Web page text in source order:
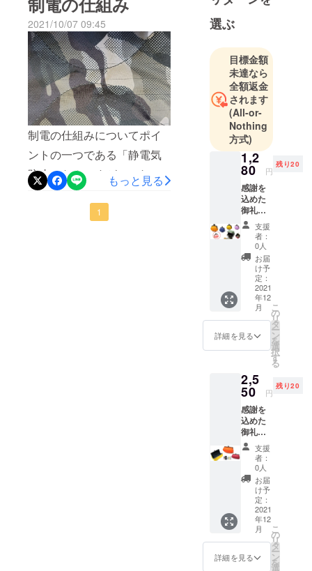
そこからモバイルバッテ
リーの電力により熱を発し
ます。ホットカーペットを
イメージしてみてくださ
い。そして縫い付けられて
いる裏面のボアの画像で
す。縫い目が目立たないよ
うに作りました！どうです
か？わかりますか？
（ちょっとわかります
ね・・・）アップの画像で
す。電熱シートが内臓され
します。先端はご説明させ
ていただいた通りキャップ
が付いており、洗濯時にか
ぶせてポケットに収納する
事により丸洗いを可能にし
ています。（※洗濯の注意点
をご覧ください。）ではポ
ケットの中はどうなってい
るのか？これがこちらで
す。ポケットのマジック
テープを外した内面の写真
2021/10/07 09:45
制電の仕組みについてポイ
ントの一つである「静電気
防止」なんですが、これは
一体どういう仕組みなの
か？表に織り込まれている
もっと見る
1
選ぶ
目標金額
未達なら
全額返金
されます
(All-or-
Nothing
方式)
1,2
80 円
残り20
感謝を
込めた
御礼の
メール
と『選
べるカ
ラー♪が
ま口ミ
ニポー
チ』1点
1寸7分
がま口
ミニ
ポーチ
は日本
製のが
す。職
人によ
るオー
ルハン
ドメイ
ドのが
ま口と
なり、
とても
小さく
てカワ
イイん
です♪
それな
のに、
たっぷ
り収納
支援
者：
0人
お届
け予
定：
2021
年12
月
詳細を見る
こ
の
リ
タ
ー
ン
を
選
択
す
る
2,5
50 円
残り20
感謝を
込めた
御礼の
メール
と『選
べるカ
ラー♪が
ま口コ
スメ
ポー
チ』1点
4寸5分
がま口
コスメ
ポーチ
支援
者：
0人
お届
け予
定：
2021
年12
月
詳細を見る
こ
の
リ
タ
ー
ン
を
選